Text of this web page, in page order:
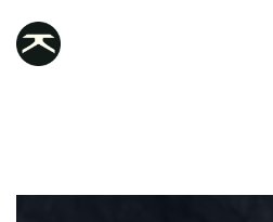
Services